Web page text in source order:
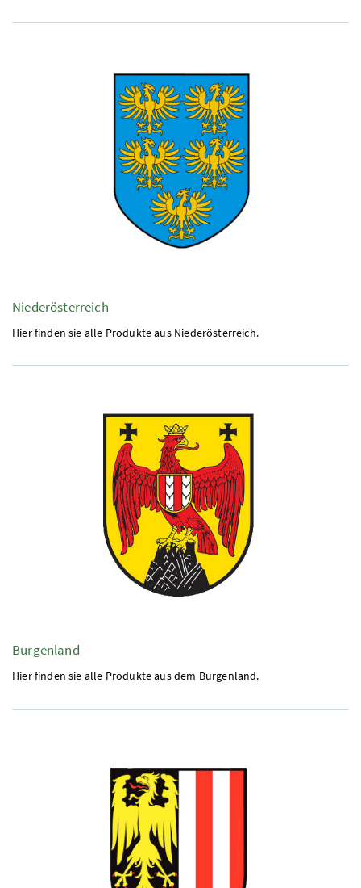
Niederösterreich
Hier finden sie alle Produkte aus Niederösterreich.
Burgenland
Hier finden sie alle Produkte aus dem Burgenland.